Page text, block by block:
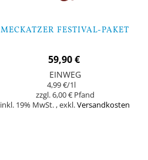
MECKATZER FESTIVAL-PAKET
59,90 €
EINWEG
4,99 €/1l
6,00 €
inkl. 19% MwSt.,exkl.Versandkosten